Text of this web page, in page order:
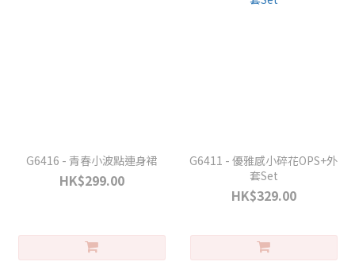
G6416 - 青春小波點連身裙
HK$299.00
G6411 - 優雅感小碎花OPS+外
套Set
HK$329.00